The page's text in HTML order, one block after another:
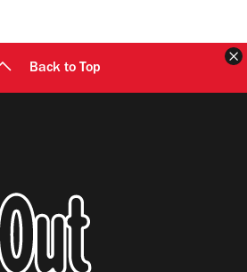
Back to Top